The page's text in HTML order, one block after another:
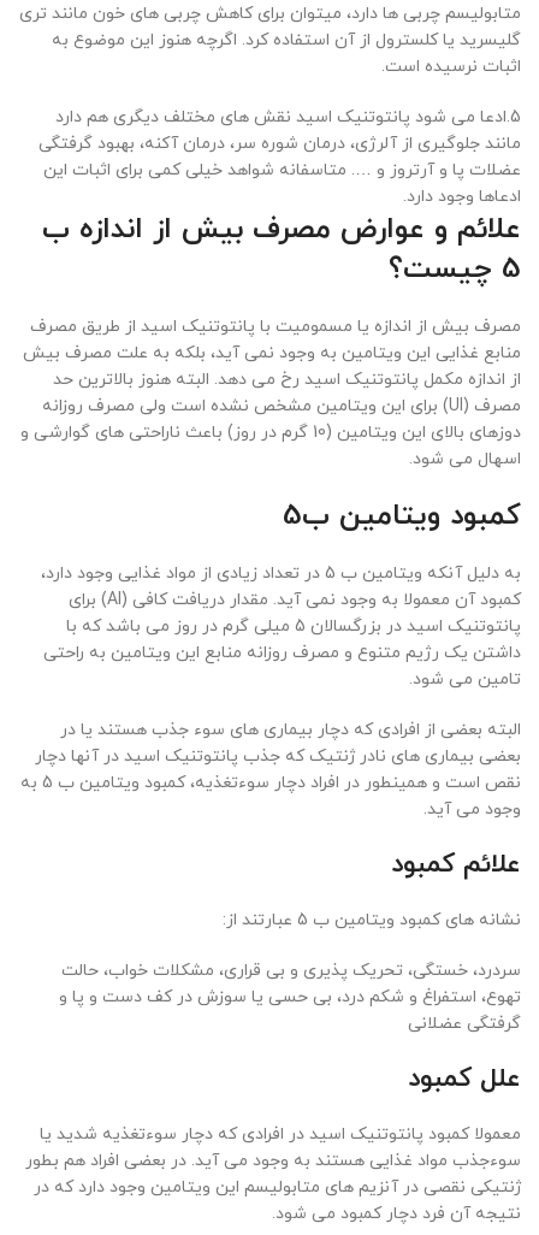
متابولیسم چربی ها دارد، میتوان برای کاهش چربی های خون مانند تری
گلیسرید یا کلسترول از آن استفاده کرد. اگرچه هنوز این موضوع به
اثبات نرسیده است.
5.ادعا می شود پانتوتنیک اسید نقش های مختلف دیگری هم دارد
مانند جلوگیری از آلرژی، درمان شوره سر، درمان آکنه، بهبود گرفتگی
عضلات پا و آرتروز و …. متاسفانه شواهد خیلی کمی برای اثبات این
ادعاها وجود دارد.
علائم و عوارض مصرف بیش از اندازه ب
5 چیست؟
مصرف بیش از اندازه یا مسمومیت با پانتوتنیک اسید از طریق مصرف
منابع غذایی این ویتامین به وجود نمی آید، بلکه به علت مصرف بیش
از اندازه مکمل پانتوتنیک اسید رخ می دهد. البته هنوز بالاترین حد
مصرف (UI) برای این ویتامین مشخص نشده است ولی مصرف روزانه
دوزهای بالای این ویتامین (10 گرم در روز) باعث ناراحتی های گوارشی و
اسهال می شود.
کمبود ویتامین ب5
به دلیل آنکه ویتامین ب 5 در تعداد زیادی از مواد غذایی وجود دارد،
کمبود آن معمولا به وجود نمی آید. مقدار دریافت کافی (AI) برای
پانتوتنیک اسید در بزرگسالان 5 میلی گرم در روز می باشد که با
داشتن یک رژیم متنوع و مصرف روزانه منابع این ویتامین به راحتی
تامین می شود.
البته بعضی از افرادی که دچار بیماری های سوء جذب هستند یا در
بعضی بیماری های نادر ژنتیک که جذب پانتوتنیک اسید در آنها دچار
نقص است و همینطور در افراد دچار سوءتغذیه، کمبود ویتامین ب 5 به
وجود می آید.
علائم کمبود
نشانه های کمبود ویتامین ب 5 عبارتند از:
سردرد، خستگی، تحریک پذیری و بی قراری، مشکلات خواب، حالت
تهوع، استفراغ و شکم درد، بی حسی یا سوزش در کف دست و پا و
گرفتگی عضلانی
علل کمبود
معمولا کمبود پانتوتنیک اسید در افرادی که دچار سوءتغذیه شدید یا
سوءجذب مواد غذایی هستند به وجود می آید. در بعضی افراد هم بطور
ژنتیکی نقصی در آنزیم های متابولیسم این ویتامین وجود دارد که در
نتیجه آن فرد دچار کمبود می شود.